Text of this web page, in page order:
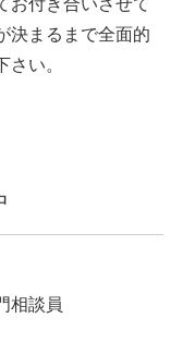
お付き合いさせて
決まるまで全面的
い。
相談員